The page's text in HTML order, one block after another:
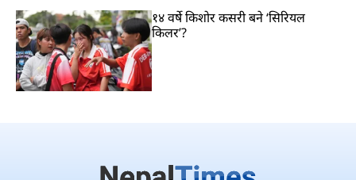
१४ वर्षे किशोर कसरी बने ‘सिरियल
किलर’?